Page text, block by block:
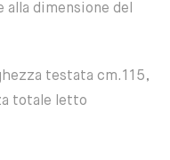
dimensione del
testata cm.115,
totale letto